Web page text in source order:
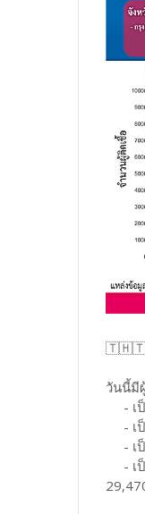
วันนี้มี
- เป็
- เป็
- เป็
- เป็